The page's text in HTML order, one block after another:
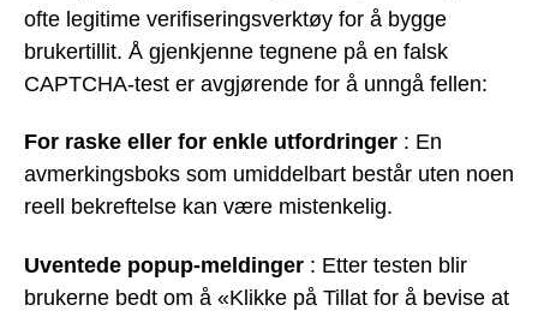
ofte legitime verifiseringsverktøy for å bygge
brukertillit. Å gjenkjenne tegnene på en falsk
CAPTCHA-test er avgjørende for å unngå fellen:
For raske eller for enkle utfordringer : En
avmerkingsboks som umiddelbart består uten noen
reell bekreftelse kan være mistenkelig.
Uventede popup-meldinger : Etter testen blir
brukerne bedt om å «Klikke på Tillat for å bevise at